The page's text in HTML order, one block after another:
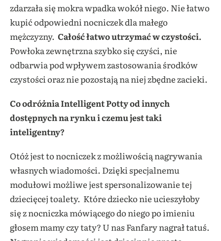
zdarzała się mokra wpadka wokół niego. Nie łatwo
kupić odpowiedni nocniczek dla małego
mężczyzny. Całość łatwo utrzymać w czystości.
Powłoka zewnętrzna szybko się czyści, nie
odbarwia pod wpływem zastosowania środków
czystości oraz nie pozostają na niej zbędne zacieki.
Co odróżnia Intelligent Potty od innych
dostępnych na rynku i czemu jest taki
inteligentny?
Otóż jest to nocniczek z możliwością nagrywania
własnych wiadomości. Dzięki specjalnemu
modułowi możliwe jest spersonalizowanie tej
dziecięcej toalety. Które dziecko nie ucieszyłoby
się z nocniczka mówiącego do niego po imieniu
głosem mamy czy taty? U nas Fanfary nagrał tatuś.